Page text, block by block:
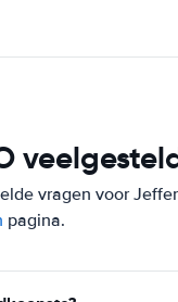
vragen voor
pagina.